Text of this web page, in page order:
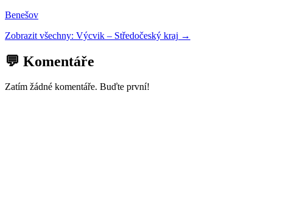
Benešov
Zobrazit všechny: Výcvik – Středočeský kraj →
💬 Komentáře
Zatím žádné komentáře. Buďte první!